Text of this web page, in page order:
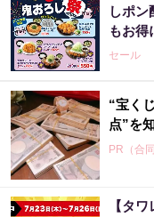
しポン
もお得
セール
“宝く
点”を
PR（合
【タ